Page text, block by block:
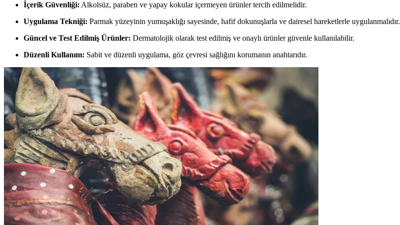
İçerik Güvenliği: Alkolsüz, paraben ve yapay kokular içermeyen ürünler tercih edilmelidir.
Uygulama Tekniği: Parmak yüzeyinin yumuşaklığı sayesinde, hafif dokunuşlarla ve dairesel hareketlerle uygulanmalıdır.
Güncel ve Test Edilmiş Ürünler: Dermatolojik olarak test edilmiş ve onaylı ürünler güvenle kullanılabilir.
Düzenli Kullanım: Sabit ve düzenli uygulama, göz çevresi sağlığını korumanın anahtarıdır.